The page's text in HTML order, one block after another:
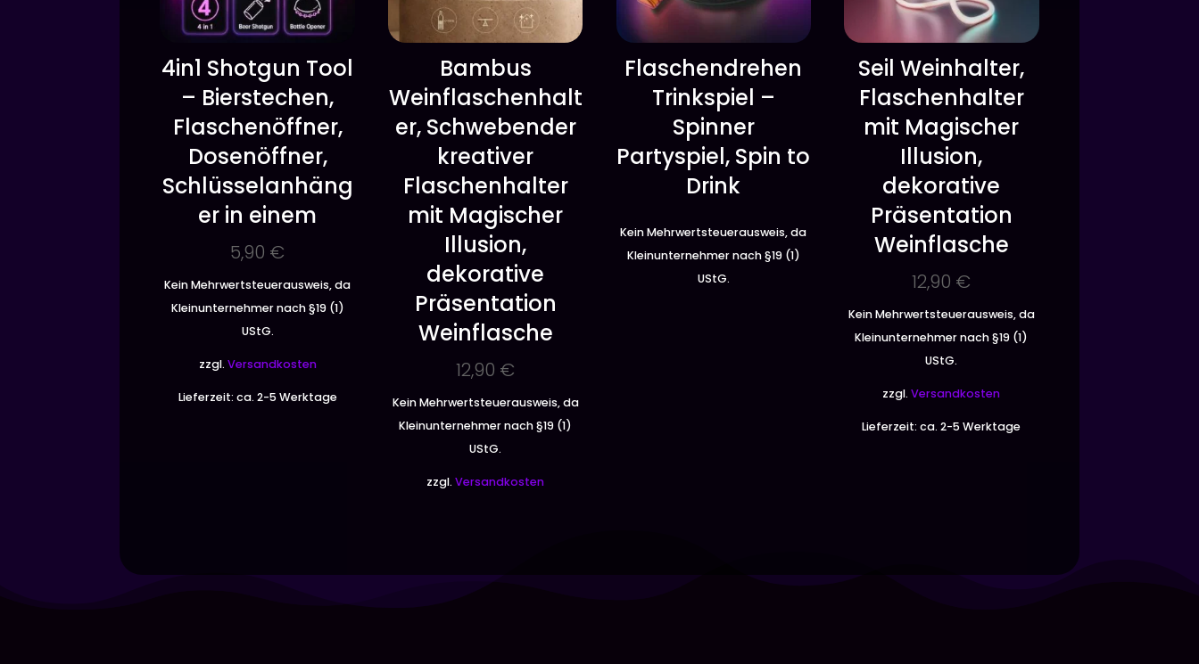
4in1 Shotgun Tool
– Bierstechen,
Flaschenöffner,
Dosenöffner,
Schlüsselanhäng
er in einem
5,90 €
Kein Mehrwertsteuerausweis, da
Kleinunternehmer nach §19 (1)
UStG.
zzgl. Versandkosten
Lieferzeit: ca. 2-5 Werktage
Bambus
Weinflaschenhalt
er, Schwebender
kreativer
Flaschenhalter
mit Magischer
Illusion,
dekorative
Präsentation
Weinflasche
12,90 €
Kein Mehrwertsteuerausweis, da
Kleinunternehmer nach §19 (1)
UStG.
zzgl.Versandkosten
Flaschendrehen
Trinkspiel –
Spinner
Partyspiel, Spin to
Drink
Kein Mehrwertsteuerausweis, da
Kleinunternehmer nach §19 (1)
UStG.
Seil Weinhalter,
Flaschenhalter
mit Magischer
Illusion,
dekorative
Präsentation
Weinflasche
12,90 €
Kein Mehrwertsteuerausweis, da
Kleinunternehmer nach §19 (1)
UStG.
zzgl.Versandkosten
Lieferzeit:ca. 2-5 Werktage